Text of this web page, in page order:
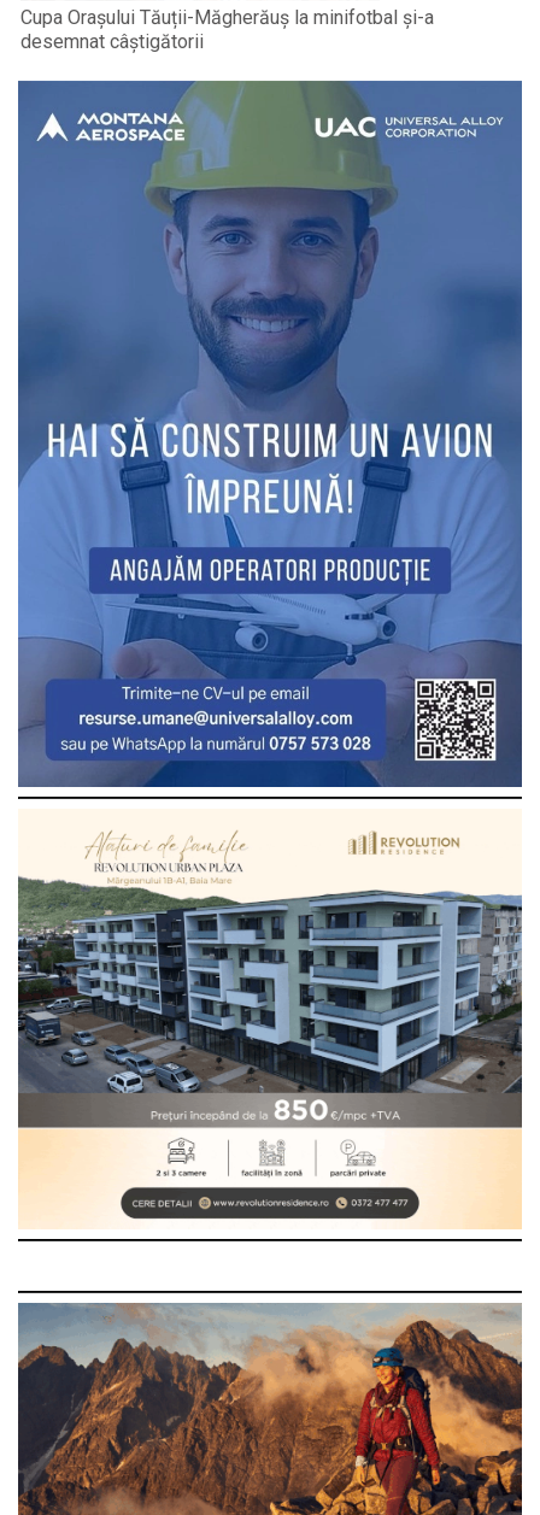
Cupa Orașului Tăuții-Măgherăuș la minifotbal și-a
desemnat câștigătorii